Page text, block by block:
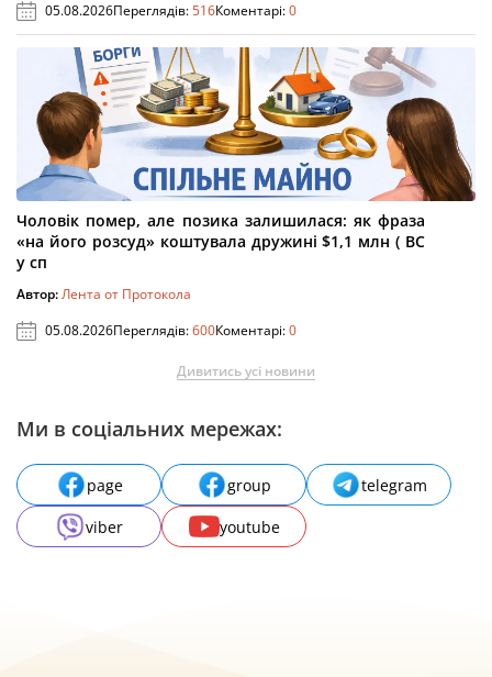
05.08.2026Переглядів:516Коментарі:0
Чоловік помер, але позика залишилася: як фраза
«на його розсуд» коштувала дружині $1,1 млн ( ВС
у сп
Автор:Лента от Протокола
05.08.2026Переглядів:600Коментарі:0
Дивитись усі новини
Ми в соціальних мережах:
page group
telegram
viber
youtube